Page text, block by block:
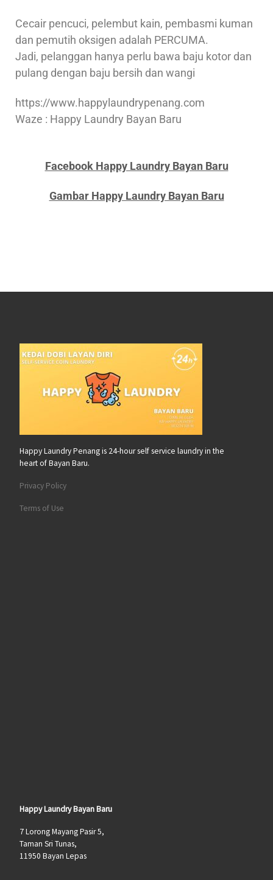
Cecair pencuci, pelembut kain, pembasmi kuman
dan pemutih oksigen adalah PERCUMA.
Jadi, pelanggan hanya perlu bawa baju kotor dan
pulang dengan baju bersih dan wangi
https://www.happylaundrypenang.com
Waze : Happy Laundry Bayan Baru
Facebook Happy Laundry Bayan Baru
Gambar Happy Laundry Bayan Baru
Happy Laundry Penang is 24-hour self service laundry in the
heart of Bayan Baru.
Privacy Policy
Terms of Use
Happy Laundry Bayan Baru
7 Lorong Mayang Pasir 5,
Taman Sri Tunas,
11950 Bayan Lepas